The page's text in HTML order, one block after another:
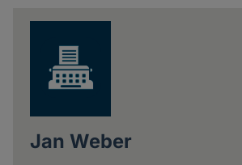
Jan Weber